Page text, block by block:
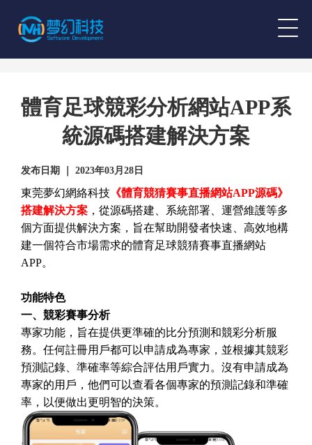
體育足球競彩分析網站APP系
統源碼搭建解決方案
发布日期 ｜ 2023年03月28日
東莞夢幻網絡科技 《體育競猜賽事直播網站APP源碼》
搭建解決方案 ，從源碼搭建、系統部署、運營維護等多
個方面提供解決方案，旨在幫助開發者快速、高效地構
建一個符合市場需求的體育足球競猜賽事直播網站
APP。
功能特色
一、競彩賽事分析
專家功能，旨在提供更準確的比分預測和競彩分析服
務。任何註冊用戶都可以申請成為專家，並根據其競彩
預測記錄、準確率等綜合評估用戶實力。沒有申請成為
專家的用戶，他們可以查看各個專家的預測記錄和準確
率，以便做出更明智的決策。